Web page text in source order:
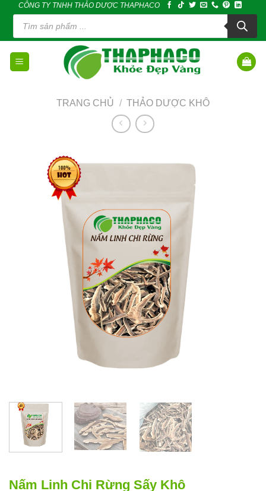
content
CÔNG TY TNHH THẢO DƯỢC THAPHACO
Tìm
kiếm
phẩm
TRANG CHỦ / THẢO DƯỢC KHÔ
Nấm Linh Chi Rừng Sấy Khô